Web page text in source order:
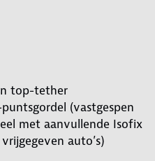
top-tether
(vastgespen
met aanvullende Isofix
auto’s)